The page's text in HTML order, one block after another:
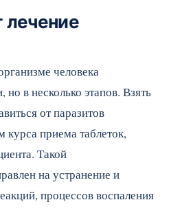
лечение
человека
в несколько этапов. Взять
от паразитов
приема таблеток,
Такой
на устранение и
процессов воспаления